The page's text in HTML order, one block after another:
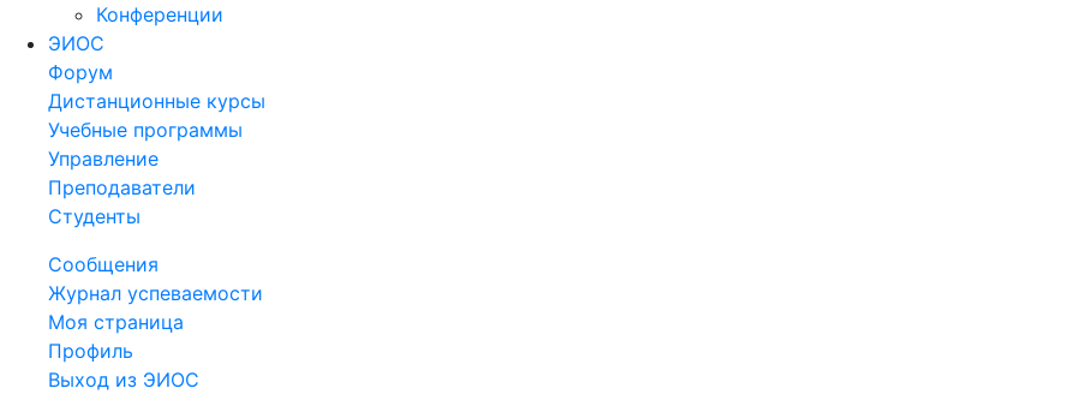
Конференции
ЭИОС
Форум
Дистанционные курсы
Учебные программы
Управление
Преподаватели
Студенты
Сообщения
Журнал успеваемости
Моя страница
Профиль
Выход из ЭИОС